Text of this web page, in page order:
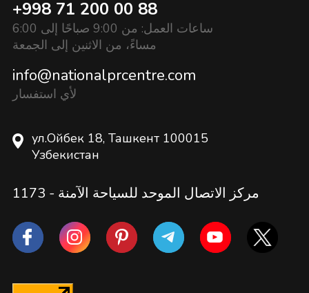
+998 71 200 00 88
ساعات العمل: من 9:00 صباحًا إلى 6:00
مساءً، من الاثنين إلى الجمعة
info@nationalprcentre.com
لأي استفسار
ул.Ойбек 18, Ташкент 100015
Узбекистан
مركز الاتصال الموحد للسياحة الآمنة - 1173